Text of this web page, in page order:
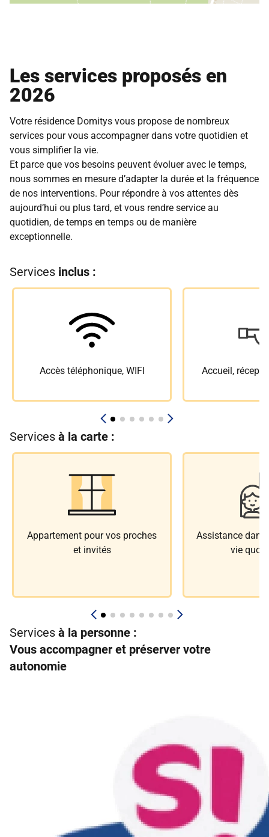
Les services proposés en
2026
Votre résidence Domitys vous propose de nombreux
services pour vous accompagner dans votre quotidien et
vous simplifier la vie.
Et parce que vos besoins peuvent évoluer avec le temps,
nous sommes en mesure d’adapter la durée et la fréquence
de nos interventions. Pour répondre à vos attentes dès
aujourd’hui ou plus tard, et vous rendre service au
quotidien, de temps en temps ou de manière
exceptionnelle.
Services inclus :
Accès téléphonique, WIFI Accueil,
Services à la carte :
Appartement pour vos proches
et invités
Assistance dans
vie
Services à la personne :
Vous accompagner et préserver votre
autonomie